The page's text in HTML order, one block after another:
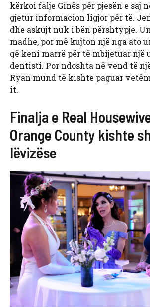
kërkoi falje Ginës për pjesën e saj
gjetur informacion ligjor për të.
dhe askujt nuk i bën përshtypje.
madhe, por më kujton një nga ato
që keni marrë për të mbijetuar një
dentisti. Por ndoshta në vend të
Ryan mund të kishte paguar
it.
Finalja e Real
Orange County kishte
lëvizëse